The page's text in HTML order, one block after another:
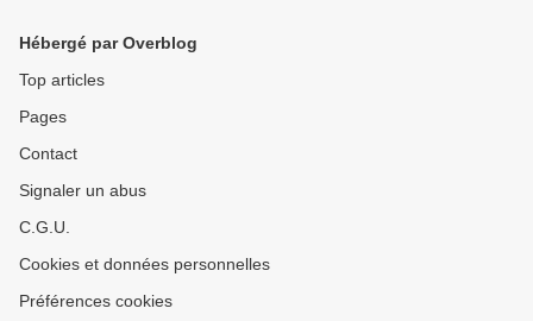
Hébergé par Overblog
Top articles
Pages
Contact
Signaler un abus
C.G.U.
Cookies et données personnelles
Préférences cookies